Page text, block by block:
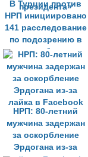
В Турции против
НРП инициировано
141 расследование
по подозрению в
«оскорблении
президента»
НРП: 80-летний
мужчина задержан
за оскорбление
Эрдогана из-за